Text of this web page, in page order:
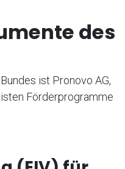
des
ist Pronovo AG,
Förderprogramme